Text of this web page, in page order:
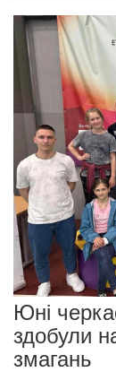
Юні
здобули
змагань